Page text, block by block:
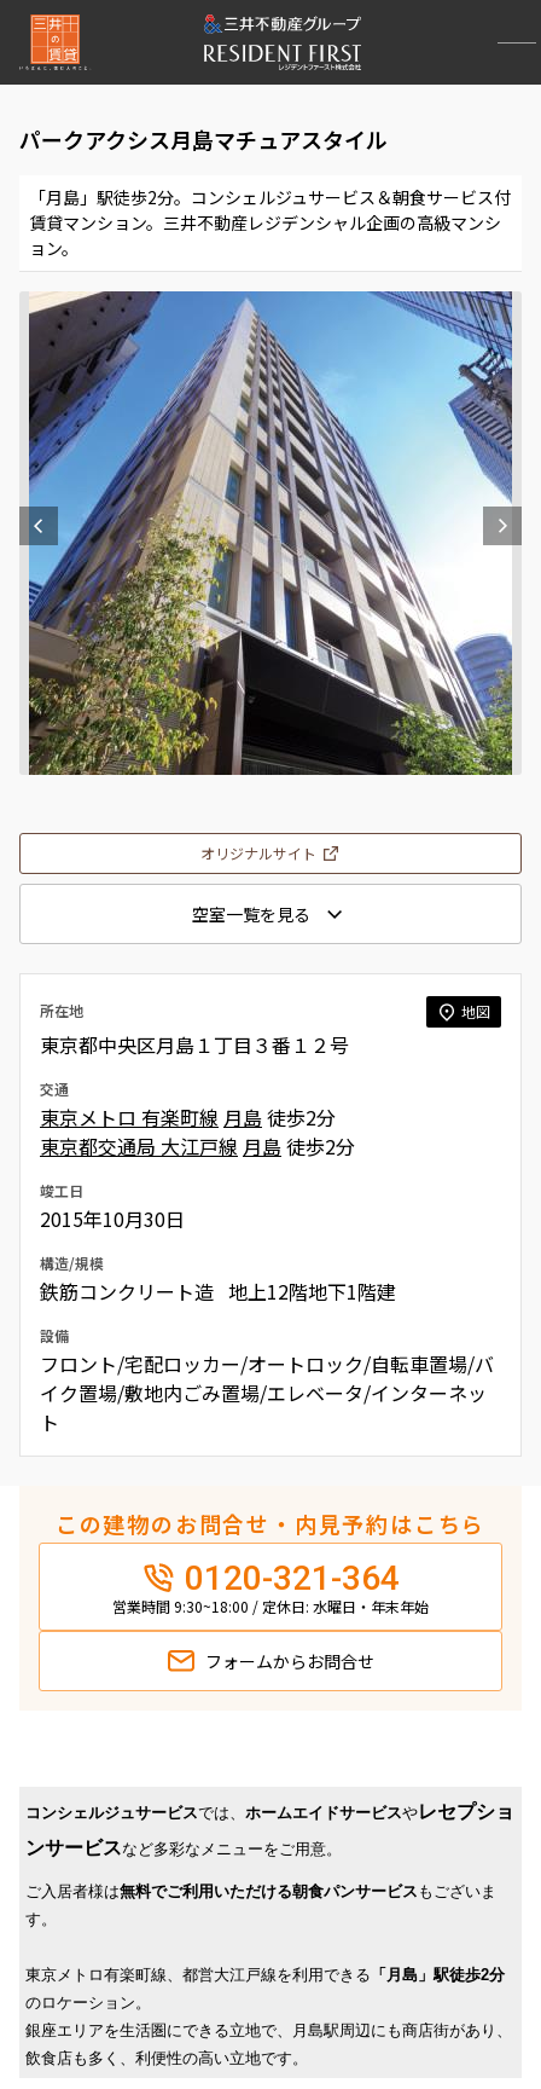
パークアクシス月島マチュアスタイル
「月島」駅徒歩2分。コンシェルジュサービス＆朝食サービス付
賃貸マンション。三井不動産レジデンシャル企画の高級マンシ
ョン。
オリジナルサイト
空室一覧を見る
所在地 地図
東京都中央区月島１丁目３番１２号
交通
東京メトロ 有楽町線 月島徒歩2分
東京都交通局 大江戸線 月島徒歩2分
竣工日
2015年10月30日
構造/規模
鉄筋コンクリート造 地上12階地下1階建
設備
フロント/宅配ロッカー/オートロック/自転車置場/バ
イク置場/敷地内ごみ置場/エレベータ/インターネッ
ト
この建物のお問合せ・内見予約はこちら
0120-321-364
営業時間 9:30~18:00 / 定休日: 水曜日・年末年始
フォームから お問合せ
コンシェルジュサービスでは、 ホームエイドサービスやレセプショ
ンサービスなど多彩なメニューをご用意。
ご入居者様は無料でご利用いただける朝食パンサービス もございま
す。
東京メトロ有楽町線、都営大江戸線を利用できる 「月島」駅徒歩2分
のロケーション。
銀座エリアを生活圏にできる立地で、月島駅周辺にも商店街があり、
飲食店も多く、利便性の高い立地です。